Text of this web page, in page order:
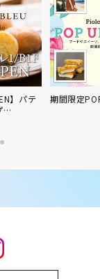
】パテ
…
期間限定